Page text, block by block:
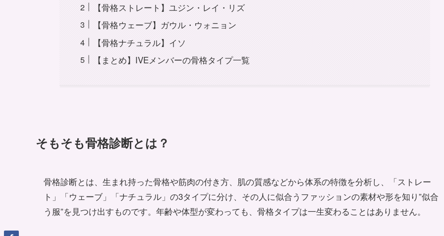
【骨格ストレート】ユジン・レイ・リズ
【骨格ウェーブ】ガウル・ウォニョン
【骨格ナチュラル】イソ
【まとめ】IVEメンバーの骨格タイプ一覧
そもそも骨格診断とは？
骨格診断とは、生まれ持った骨格や筋肉の付き方、肌の質感などから体系の特徴を分析し、「ストレー
ト」「ウェーブ」「ナチュラル」の3タイプに分け、その人に似合うファッションの素材や形を知り”似合
う服”を見つけ出すものです。年齢や体型が変わっても、骨格タイプは一生変わることはありません。